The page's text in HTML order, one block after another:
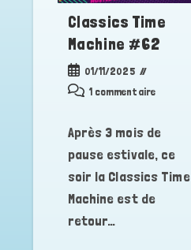
Classics Time
Machine #62
Publication
publiée :
01/11/2025
Commentaires
publication :
1 commentaire
Après 3 mois de
pause estivale, ce
soir la Classics Time
Machine est de
retour…